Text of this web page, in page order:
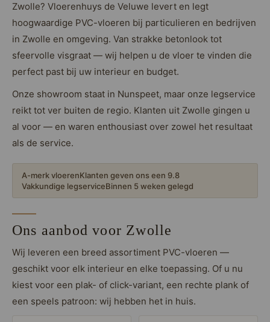
Laminaat
EVC (Duurzame PVC-keuze)
Loose Lay
Op maat
Stootborden
Zwolle? Vloerenhuys de Veluwe levert en legt
hoogwaardige PVC-vloeren bij particulieren en bedrijven
in Zwolle en omgeving. Van strakke betonlook tot
sfeervolle visgraat — wij helpen u de vloer te vinden die
perfect past bij uw interieur en budget.
Onze showroom staat in Nunspeet, maar onze legservice
reikt tot ver buiten de regio. Klanten uit Zwolle gingen u
al voor — en waren enthousiast over zowel het resultaat
als de service.
A-merk vloerenKlanten geven ons een 9.8
Vakkundige legserviceBinnen 5 weken gelegd
Ons aanbod voor Zwolle
Wij leveren een breed assortiment PVC-vloeren —
geschikt voor elk interieur en elke toepassing. Of u nu
kiest voor een plak- of click-variant, een rechte plank of
een speels patroon: wij hebben het in huis.